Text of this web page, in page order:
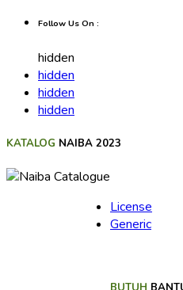
Follow Us On :
hidden
hidden
hidden
hidden
KATALOG NAIBA 2023
License
Generic